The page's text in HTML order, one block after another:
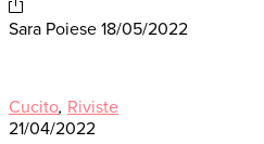
Sara Poiese 18/05/2022
Cucito, Riviste
21/04/2022